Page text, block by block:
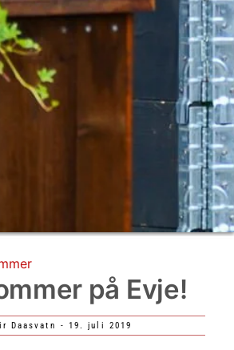
på Evje!
Daasvatn - 19. juli 2019